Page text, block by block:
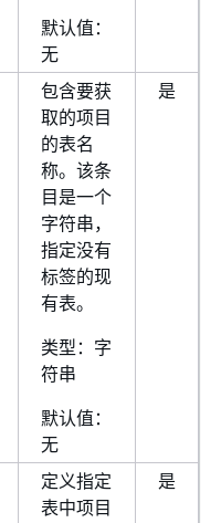
默认值：
无
包含要获
取的项目
的表名
称。该条
目是一个
字符串，
指定没有
标签的现
有表。
类型：字
符串
默认值：
无
是
定义指定
表中项目
是